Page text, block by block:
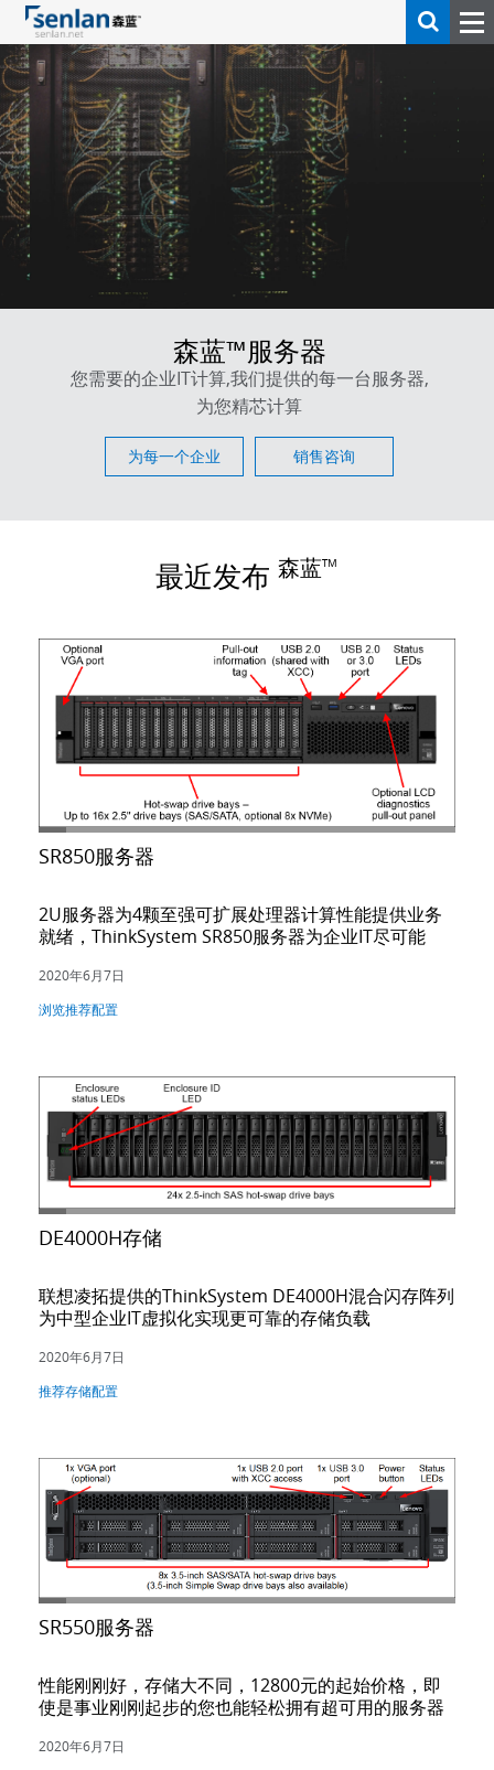
森蓝™服务器
您需要的企业IT计算,我们提供的每一台服务器,
为您精芯计算
为每一个企业 销售咨询
最近发布 森蓝™
SR850服务器
2U服务器为4颗至强可扩展处理器计算性能提供业务
就绪，ThinkSystem SR850服务器为企业IT尽可能
2020年6月7日
浏览推荐配置
DE4000H存储
联想凌拓提供的ThinkSystem DE4000H混合闪存阵列
为中型企业IT虚拟化实现更可靠的存储负载
2020年6月7日
推荐存储配置
SR550服务器
性能刚刚好，存储大不同，12800元的起始价格，即
使是事业刚刚起步的您也能轻松拥有超可用的服务器
2020年6月7日